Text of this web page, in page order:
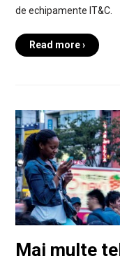
de echipamente IT&C.
Read more ›
Mai multe